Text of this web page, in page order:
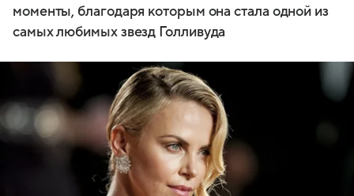
моменты, благодаря которым она стала одной из
самых любимых звезд Голливуда